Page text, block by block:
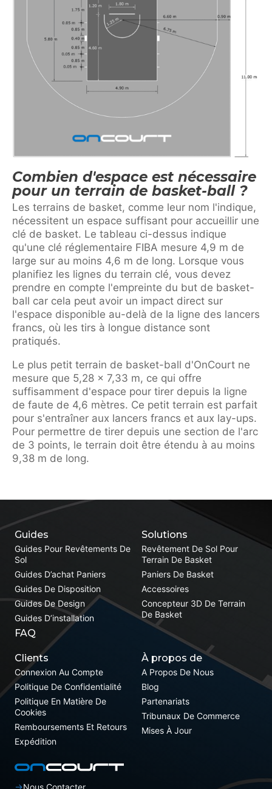
Combien d'espace est nécessaire
pour un terrain de basket-ball ?
Les terrains de basket, comme leur nom l'indique,
nécessitent un espace suffisant pour accueillir une
clé de basket. Le tableau ci-dessus indique
qu'une clé réglementaire FIBA mesure 4,9 m de
large sur au moins 4,6 m de long. Lorsque vous
planifiez les lignes du terrain clé, vous devez
prendre en compte l'empreinte du but de basket-
ball car cela peut avoir un impact direct sur
l'espace disponible au-delà de la ligne des lancers
francs, où les tirs à longue distance sont
pratiqués.
Le plus petit terrain de basket-ball d'OnCourt ne
mesure que 5,28 x 7,33 m, ce qui offre
suffisamment d'espace pour tirer depuis la ligne
de faute de 4,6 mètres. Ce petit terrain est parfait
pour s'entraîner aux lancers francs et aux lay-ups.
Pour permettre de tirer depuis une section de l'arc
de 3 points, le terrain doit être étendu à au moins
9,38 m de long.
Solutions
Revêtement De Sol Pour
Terrain De Basket
Paniers De Basket
Accessoires
Concepteur 3D De Terrain
De Basket
Guides
Guides Pour Revêtements De
Sol
Guides D’achat Paniers
Guides De Disposition
Guides De Design
Guides D’installation
FAQ
Clients
Connexion Au Compte
Politique De Confidentialité
Politique En Matière De
Cookies
Remboursements Et Retours
Expédition
À propos de
A Propos De Nous
Blog
Partenariats
Tribunaux De Commerce
Mises À Jour
Nous Contacter